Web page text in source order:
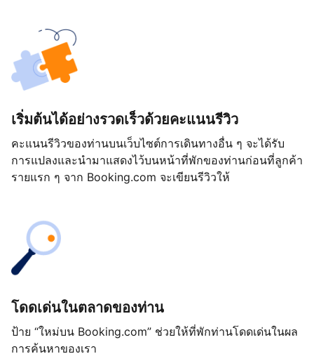
เริ่มต้นได้อย่างรวดเร็วด้วยคะแนนรีวิว
คะแนนรีวิวของท่านบนเว็บไซต์การเดินทางอื่น ๆ จะได้รับ
การแปลงและนำมาแสดงไว้บนหน้าที่พักของท่านก่อนที่ลูกค้า
รายแรก ๆ จาก Booking.com จะเขียนรีวิวให้
โดดเด่นในตลาดของท่าน
ป้าย “ใหม่บน Booking.com” ช่วยให้ที่พักท่านโดดเด่นในผล
การค้นหาของเรา